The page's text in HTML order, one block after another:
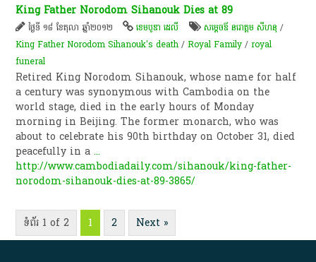
King Father Norodom Sihanouk Dies at 89
ថ្ងៃទី ១៨ ខែតុលា ឆ្នាំ២០១២ ខេមបូឌា ដេលី សម្ដេចឪ នរោត្តម សីហនុ /
King Father Norodom Sihanouk's death /Royal Family /royal
funeral
Retired King Norodom Sihanouk, whose name for half
a century was synonymous with Cambodia on the
world stage, died in the early hours of Monday
morning in Beijing. The former monarch, who was
about to celebrate his 90th birthday on October 31, died
peacefully in a...
http://www.cambodiadaily.com/sihanouk/king-father-
norodom-sihanouk-dies-at-89-3865/
ទំព័រ 1 of 2 1 2 Next »